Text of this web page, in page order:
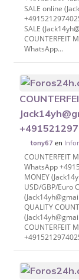
SALE online
SALE
COUNTERFEIT
WhatsApp...
tony67 en
COUNTERFEIT
WhatsApp
MONEY
USD/GBP/Euro
QUALITY
COUNTERFEIT